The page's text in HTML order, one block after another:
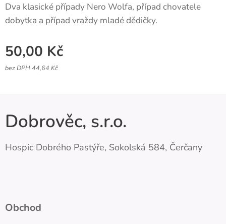
Dva klasické případy Nero Wolfa, případ chovatele
dobytka a případ vraždy mladé dědičky.
50,00 Kč
bez DPH 44,64 Kč
Dobrověc, s.r.o.
Hospic Dobrého Pastýře, Sokolská 584, Čerčany
Obchod